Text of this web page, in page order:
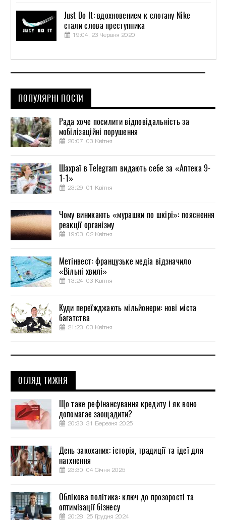
Just Do It: вдохновением к слогану Nike
стали слова преступника
19:04, 23 Червня 2020
ПОПУЛЯРНІ ПОСТИ
Рада хоче посилити відповідальність за
мобілізаційні порушення
20:07, 03 Квітня
Шахраї в Telegram видають себе за «Аптека 9-
1-1»
23:29, 01 Квітня
Чому виникають «мурашки по шкірі»: пояснення
реакції організму
19:03, 02 Квітня
Метінвест: французьке медіа відзначило
«Вільні хвилі»
13:24, 03 Квітня
Куди переїжджають мільйонери: нові міста
багатства
21:23, 03 Квітня
ОГЛЯД ТИЖНЯ
Що таке рефінансування кредиту і як воно
допомагає заощадити?
20:33, 31 Березня 2025
День закоханих: історія, традиції та ідеї для
натхнення
23:30, 04 Січня 2025
Облікова політика: ключ до прозорості та
оптимізації бізнесу
20:28, 25 Грудня 2024